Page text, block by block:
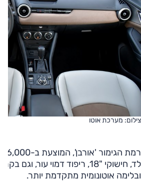
צילום: מערכת אוטו
לד, חישוקי "18, ריפוד דמוי עור,
ובלימה אוטונומית מתקדמת יותר.